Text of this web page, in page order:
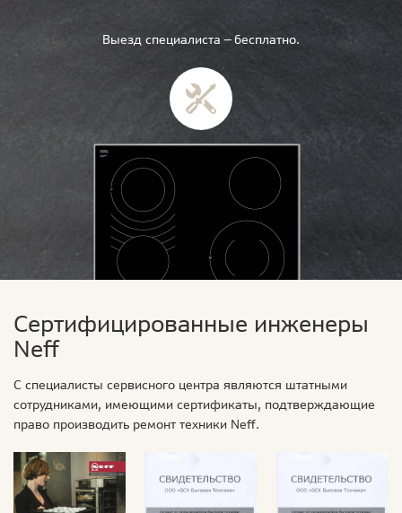
Выезд специалиста — бесплатно.
Сертифицированные инженеры
Neff
С специалисты сервисного центра являются штатными
сотрудниками, имеющими сертификаты, подтверждающие
право производить ремонт техники Neff.